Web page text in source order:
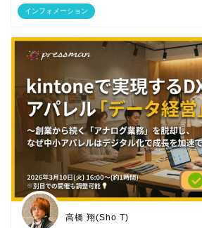
インフォメーション
高橋 翔(Sho T)